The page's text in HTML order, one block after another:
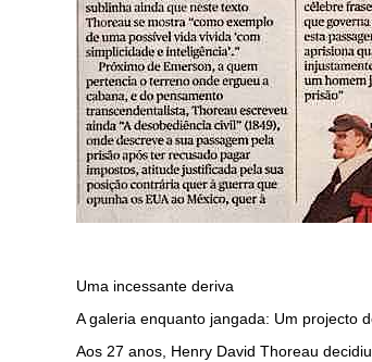
Uma incessante deriva
A galeria enquanto jangada: Um projecto
Aos 27 anos, Henry David Thoreau